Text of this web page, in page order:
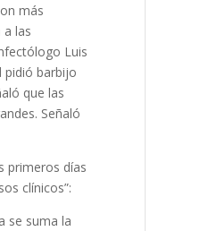
más
las
Luis
pidió barbijo
que las
Señaló
primeros días
clínicos”:
se suma la